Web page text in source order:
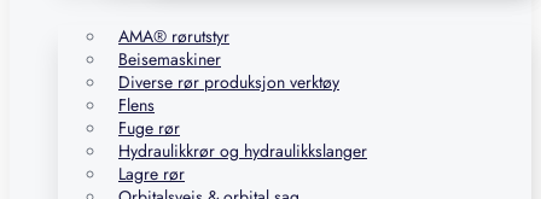
AMA® rørutstyr
Beisemaskiner
Diverse rør produksjon verktøy
Flens
Fuge rør
Hydraulikkrør og hydraulikkslanger
Lagre rør